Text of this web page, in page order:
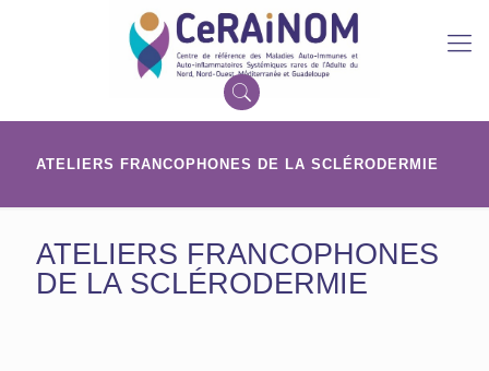
ATELIERS FRANCOPHONES DE LA SCLÉRODERMIE
ATELIERS FRANCOPHONES
DE LA SCLÉRODERMIE